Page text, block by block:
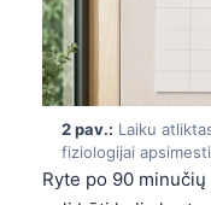
2 pav.: Laiku
fiziologijai
Ryte po 90